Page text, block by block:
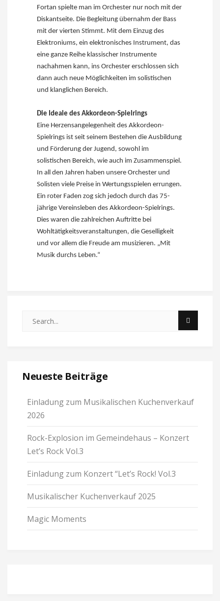
Fortan spielte man im Orchester nur noch mit der
Diskantseite. Die Begleitung übernahm der Bass
mit der vierten Stimmt. Mit dem Einzug des
Elektroniums, ein elektronisches Instrument, das
eine ganze Reihe klassischer Instrumente
nachahmen kann, ins Orchester erschlossen sich
dann auch neue Möglichkeiten im solistischen
und klanglichen Bereich.
Die Ideale des Akkordeon-Spielrings
Eine Herzensangelegenheit des Akkordeon-
Spielrings ist seit seinem Bestehen die Ausbildung
und Förderung der Jugend, sowohl im
solistischen Bereich, wie auch im Zusammenspiel.
In all den Jahren haben unsere Orchester und
Solisten viele Preise in Wertungsspielen errungen.
Ein roter Faden zog sich jedoch durch das 75-
jährige Vereinsleben des Akkordeon-Spielrings.
Dies waren die zahlreichen Auftritte bei
Wohltätigkeitsveranstaltungen, die Geselligkeit
und vor allem die Freude am musizieren. „Mit
Musik durchs Leben.“
Neueste Beiträge
Einladung zum Musikalischen Kuchenverkauf
2026
Rock-Explosion im Gemeindehaus – Konzert
Let’s Rock Vol.3
Einladung zum Konzert “Let’s Rock! Vol.3
Musikalischer Kuchenverkauf 2025
Magic Moments